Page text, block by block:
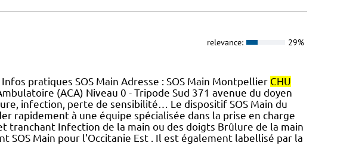
relevance: 29%
pratiques SOS Main Adresse : SOS Main Montpellier CHU
(ACA) Niveau 0 - Tripode Sud 371 avenue du doyen
infection, perte de sensibilité… Le dispositif SOS Main du
rapidement à une équipe spécialisée dans la prise en charge
tranchant Infection de la main ou des doigts Brûlure de la main
Main pour l'Occitanie Est . Il est également labellisé par la